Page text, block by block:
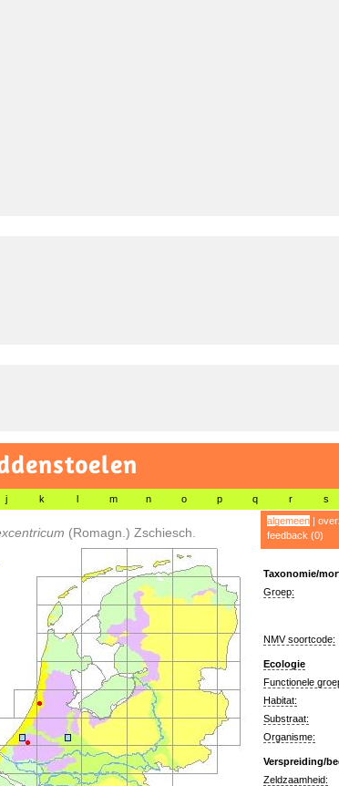
j k l m n o p q r s
(Romagn.) Zschiesch.
algemeen|
feedback (0)
Taxonomie/
Groep:
NMV soortcode:
Ecologie
Functionele
Habitat:
Substraat:
Organisme:
Verspreiding/
Zeldzaamheid: